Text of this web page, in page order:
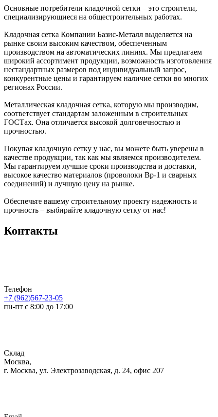
Основные потребители кладочной сетки – это строители,
специализирующиеся на общестроительных работах.
Кладочная сетка Компании Базис-Металл выделяется на
рынке своим высоким качеством, обеспеченным
производством на автоматических линиях. Мы предлагаем
широкий ассортимент продукции, возможность изготовления
нестандартных размеров под индивидуальный запрос,
конкурентные цены и гарантируем наличие сетки во многих
регионах России.
Металлическая кладочная сетка, которую мы производим,
соответствует стандартам заложенным в строительных
ГОСТах. Она отличается высокой долговечностью и
прочностью.
Покупая кладочную сетку у нас, вы можете быть уверены в
качестве продукции, так как мы являемся производителем.
Мы гарантируем лучшие сроки производства и доставки,
высокое качество материалов (проволоки Вр-1 и сварных
соединений) и лучшую цену на рынке.
Обеспечьте вашему строительному проекту надежность и
прочность – выбирайте кладочную сетку от нас!
Контакты
Телефон
+7 (962)567-23-05
пн-пт с 8:00 до 17:00
Склад
Москва,
г. Москва, ул. Электрозаводская, д. 24, офис 207